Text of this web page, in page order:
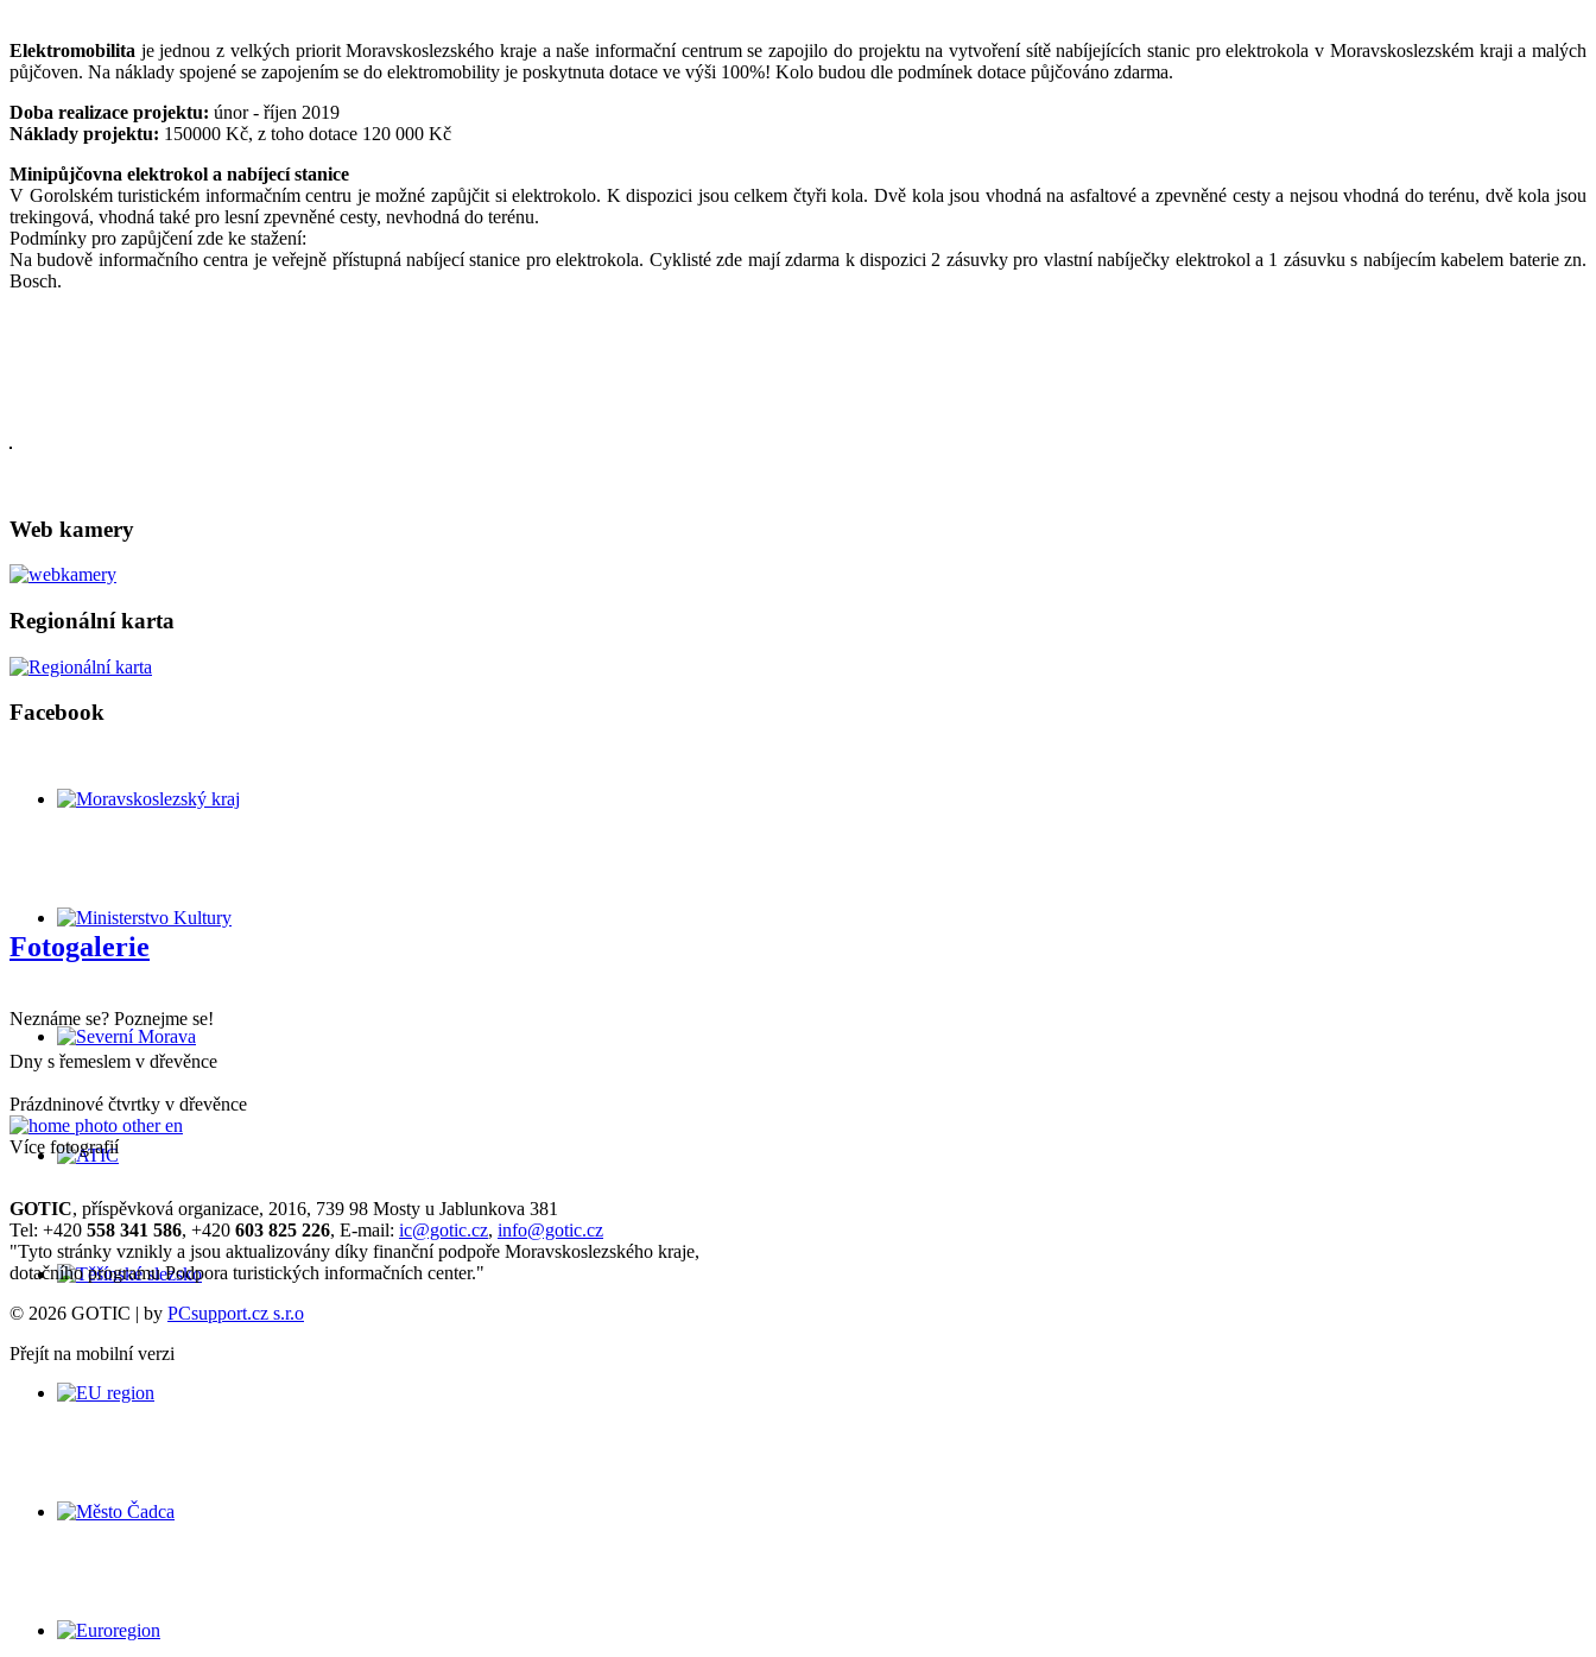
Elektromobilita je jednou z velkých priorit Moravskoslezského kraje a naše informační centrum se zapojilo do projektu na vytvoření sítě nabíjejících stanic pro elektrokola v Moravskoslezském kraji a malých
půjčoven. Na náklady spojené se zapojením se do elektromobility je poskytnuta dotace ve výši 100%! Kolo budou dle podmínek dotace půjčováno zdarma.
Doba realizace projektu: únor - říjen 2019
Náklady projektu: 150000 Kč, z toho dotace 120 000 Kč
Minipůjčovna elektrokol a nabíjecí stanice
V Gorolském turistickém informačním centru je možné zapůjčit si elektrokolo. K dispozici jsou celkem čtyři kola. Dvě kola jsou vhodná na asfaltové a zpevněné cesty a nejsou vhodná do terénu, dvě kola jsou
trekingová, vhodná také pro lesní zpevněné cesty, nevhodná do terénu.
Podmínky pro zapůjčení zde ke stažení:
Na budově informačního centra je veřejně přístupná nabíjecí stanice pro elektrokola. Cyklisté zde mají zdarma k dispozici 2 zásuvky pro vlastní nabíječky elektrokol a 1 zásuvku s nabíjecím kabelem baterie zn.
Bosch.
Web kamery
Regionální karta
Facebook
Fotogalerie
Neznáme se? Poznejme se!
Dny s řemeslem v dřevěnce
Prázdninové čtvrtky v dřevěnce
Více fotografií
GOTIC, příspěvková organizace, 2016, 739 98 Mosty u Jablunkova 381
Tel: +420 558 341 586, +420 603 825 226, E-mail: ic@gotic.cz, info@gotic.cz
"Tyto stránky vznikly a jsou aktualizovány díky finanční podpoře Moravskoslezského kraje,
dotačního programu Podpora turistických informačních center."
© 2026 GOTIC | by PCsupport.cz s.r.o
Přejít na mobilní verzi